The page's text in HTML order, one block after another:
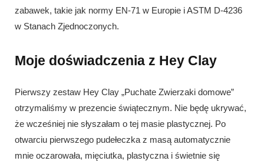
zabawek, takie jak normy EN-71 w Europie i ASTM D-4236
w Stanach Zjednoczonych.
Moje doświadczenia z Hey Clay
Pierwszy zestaw Hey Clay „Puchate Zwierzaki domowe”
otrzymaliśmy w prezencie świątecznym. Nie będę ukrywać,
że wcześniej nie słyszałam o tej masie plastycznej. Po
otwarciu pierwszego pudełeczka z masą automatycznie
mnie oczarowała, mięciutka, plastyczna i świetnie się